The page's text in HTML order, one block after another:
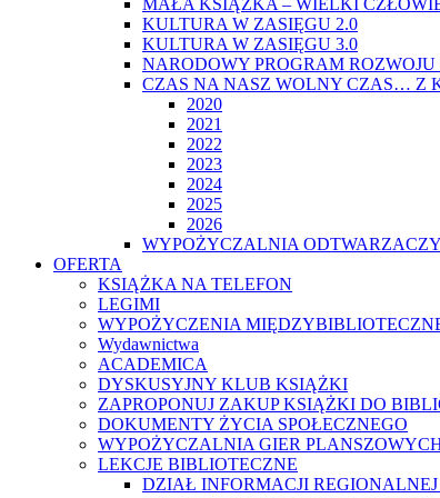
MAŁA KSIĄŻKA – WIELKI
KULTURA W ZASIĘGU 2.0
KULTURA W ZASIĘGU 3.0
NARODOWY PROGRAM
CZAS NA NASZ WOLNY CZAS… Z
2020
2021
2022
2023
2024
2025
2026
WYPOŻYCZALNIA
OFERTA
KSIĄŻKA NA TELEFON
LEGIMI
WYPOŻYCZENIA
Wydawnictwa
ACADEMICA
DYSKUSYJNY KLUB KSIĄŻKI
ZAPROPONUJ ZAKUP KSIĄŻKI DO
DOKUMENTY ŻYCIA SPOŁECZNEGO
WYPOŻYCZALNIA GIER
LEKCJE BIBLIOTECZNE
DZIAŁ INFORMACJI